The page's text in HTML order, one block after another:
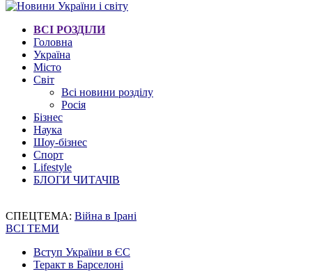
ВСІ РОЗДІЛИ
Головна
Україна
Місто
Світ
Всі новини розділу
Росія
Бізнес
Наука
Шоу-бізнес
Спорт
Lifestyle
БЛОГИ ЧИТАЧІВ
СПЕЦТЕМА: Війна в Ірані
ВСІ ТЕМИ
Вступ України в ЄС
Теракт в Барселоні